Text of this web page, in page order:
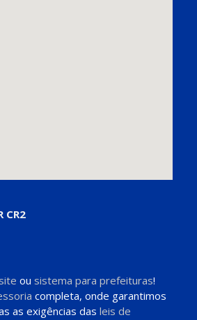
CR2
ou sistema para prefeituras!
completa, onde garantimos
as exigências das leis de